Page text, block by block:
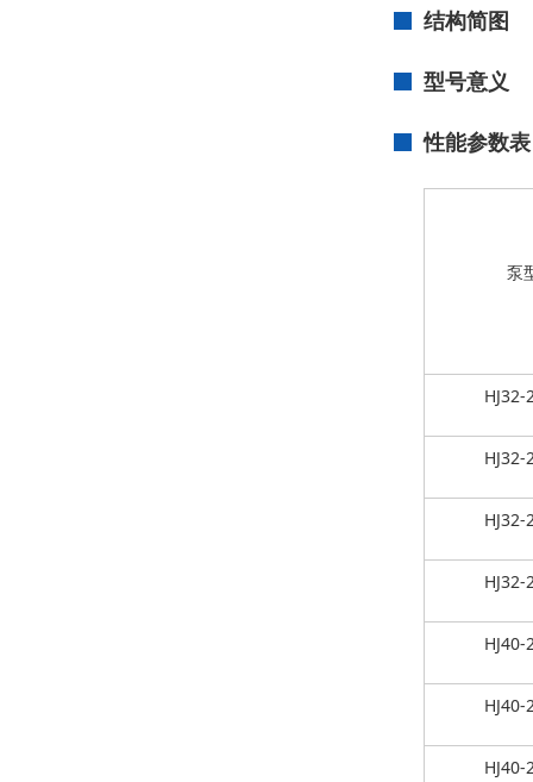
结构简图
型号意义
性能参数表
泵
HJ32-
HJ32-
HJ32-
HJ32-
HJ40-
HJ40-
HJ40-